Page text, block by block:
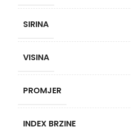
SIRINA
VISINA
PROMJER
INDEX BRZINE